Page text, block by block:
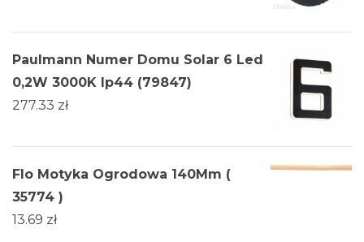
Paulmann Numer Domu Solar 6 Led
0,2W 3000K Ip44 (79847)
277.33 zł
Flo Motyka Ogrodowa 140Mm (
35774 )
13.69 zł